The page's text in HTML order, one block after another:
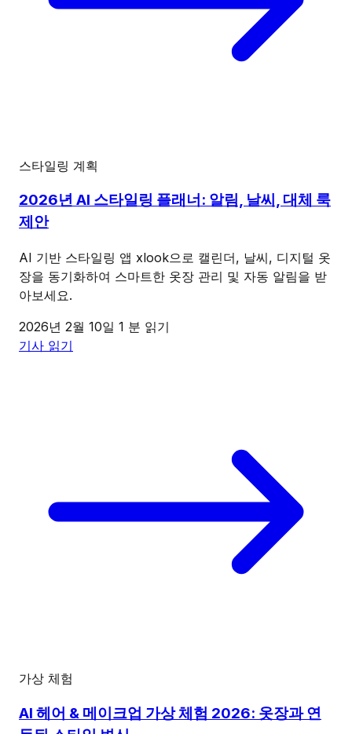
스타일링 계획
2026년 AI 스타일링 플래너: 알림, 날씨, 대체 룩
제안
AI 기반 스타일링 앱 xlook으로 캘린더, 날씨, 디지털 옷
장을 동기화하여 스마트한 옷장 관리 및 자동 알림을 받
아보세요.
2026년 2월 10일 1 분 읽기
기사 읽기
가상 체험
AI 헤어 & 메이크업 가상 체험 2026: 옷장과 연